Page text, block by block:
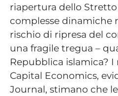
riapertura dello
complesse dinamiche
rischio di ripresa del
una fragile tregua –
Repubblica islamica?
Capital Economics,
Journal, stimano che